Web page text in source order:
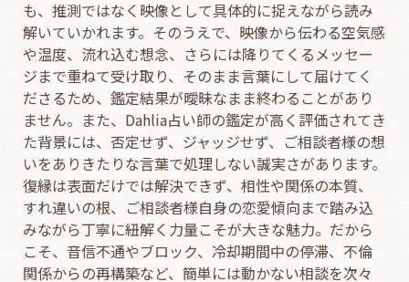
も、推測ではなく映像として具体的に捉えながら読み
解いていかれます。そのうえで、映像から伝わる空気感
や温度、流れ込む想念、さらには降りてくるメッセー
ジまで重ねて受け取り、そのまま言葉にして届けてく
ださるため、鑑定結果が曖昧なまま終わることがあり
ません。また、Dahlia占い師の鑑定が高く評価されてき
た背景には、否定せず、ジャッジせず、ご相談者様の想
いをありきたりな言葉で処理しない誠実さがあります。
復縁は表面だけでは解決できず、相性や関係の本質、
すれ違いの根、ご相談者様自身の恋愛傾向まで踏み込
みながら丁寧に紐解く力量こそが大きな魅力。だから
こそ、音信不通やブロック、冷却期間中の停滞、不倫
関係からの再構築など、簡単には動かない相談を次々